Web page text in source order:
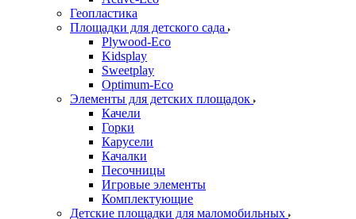
Геопластика
Площадки для детского сада
Plywood-Eco
Kidsplay
Sweetplay
Оptimum-Еco
Элементы для детских площадок
Качели
Горки
Карусели
Качалки
Песочницы
Игровые элементы
Комплектующие
Детские площадки для маломобильных